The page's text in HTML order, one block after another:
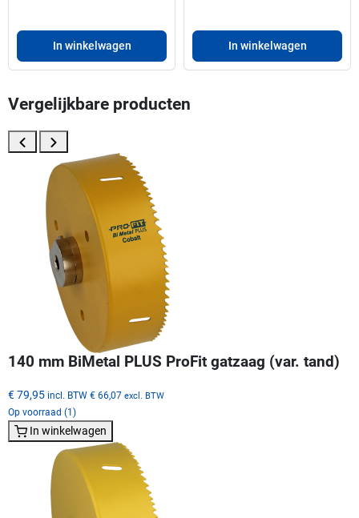
In winkelwagen In winkelwagen
Vergelijkbare producten
140 mm BiMetal PLUS ProFit gatzaag (var. tand)
€ 79,95 incl. BTW € 66,07 excl. BTW
Op voorraad (1)
In winkelwagen